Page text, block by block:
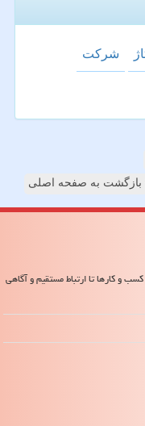
شركت
بازگشت به صفحه اصلی
و کارها تا ارتباط مستقیم و آگاهی